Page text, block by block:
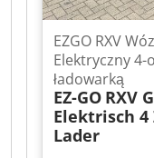
EZGO RXV
Elektryczny 4-
ładowarką
EZ-GO RXV
Elektrisch 4
Lader